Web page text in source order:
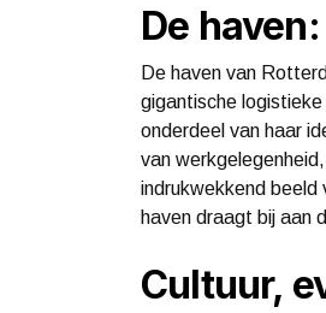
De
De haven van
gigantische
onderdeel van haar
van
indrukwekkend beeld
haven draagt bij aan
Cultuur,